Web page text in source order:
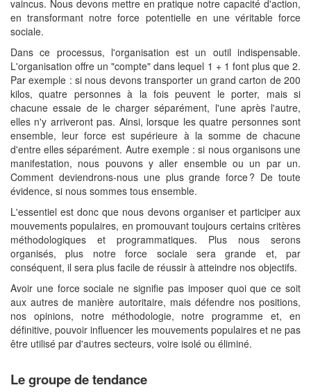
vaincus. Nous devons mettre en pratique notre capacité d'action,
en transformant notre force potentielle en une véritable force
sociale.
Dans ce processus, l'organisation est un outil indispensable.
L'organisation offre un "compte" dans lequel 1 + 1 font plus que 2.
Par exemple : si nous devons transporter un grand carton de 200
kilos, quatre personnes à la fois peuvent le porter, mais si
chacune essaie de le charger séparément, l'une après l'autre,
elles n'y arriveront pas. Ainsi, lorsque les quatre personnes sont
ensemble, leur force est supérieure à la somme de chacune
d'entre elles séparément. Autre exemple : si nous organisons une
manifestation, nous pouvons y aller ensemble ou un par un.
Comment deviendrons-nous une plus grande force ? De toute
évidence, si nous sommes tous ensemble.
L'essentiel est donc que nous devons organiser et participer aux
mouvements populaires, en promouvant toujours certains critères
méthodologiques et programmatiques. Plus nous serons
organisés, plus notre force sociale sera grande et, par
conséquent, il sera plus facile de réussir à atteindre nos objectifs.
Avoir une force sociale ne signifie pas imposer quoi que ce soit
aux autres de manière autoritaire, mais défendre nos positions,
nos opinions, notre méthodologie, notre programme et, en
définitive, pouvoir influencer les mouvements populaires et ne pas
être utilisé par d'autres secteurs, voire isolé ou éliminé.
Le groupe de tendance